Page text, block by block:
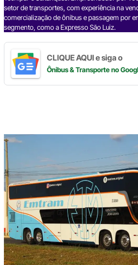
setor de transportes, com experiência na
comercialização de ônibus e passagem por
segmento, como a Expresso São Luiz.
CLIQUE AQUI e siga o
Ônibus & Transporteno
Digite
aqui
o
seu
e-
mail